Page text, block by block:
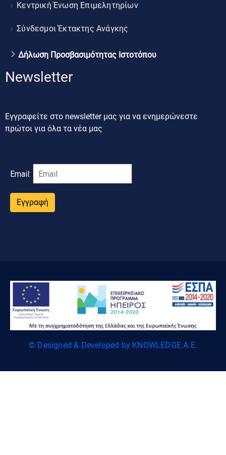
Κεντρική Ένωση Επιμελητηρίων
Σύνδεσμοι Έκτακτης Ανάγκης
Δήλωση Προσβασιμότητας Ιστοτόπου
Newsletter
Εγγραφείτε στο newsletter μας για να ενημερώνεστε
πρώτοι για όλα τα νέα μας
Email:
Εγγραφή
© Designed & Developed by KNOWLEDGE A.E.